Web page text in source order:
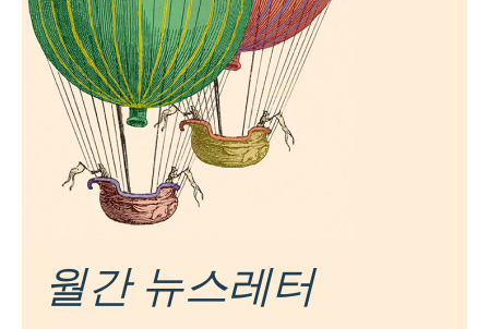
월간 뉴스레터